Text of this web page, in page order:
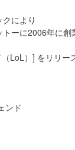
により
ーに2006年に創
LoL）] をリリー
ンド